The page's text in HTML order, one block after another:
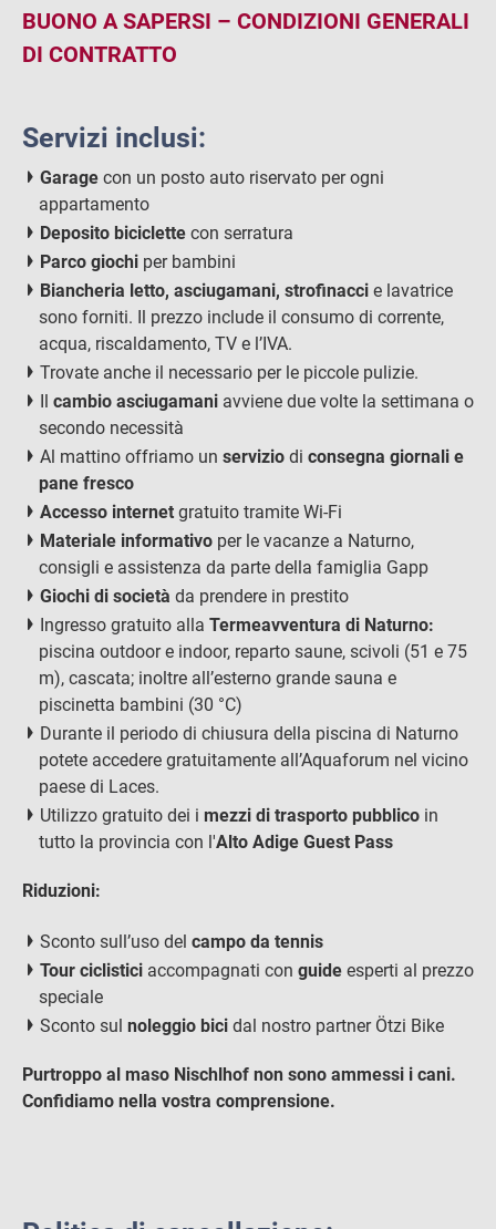
BUONO A SAPERSI – CONDIZIONI GENERALI
DI CONTRATTO
Servizi inclusi:
Garage con un posto auto riservato per ogni
appartamento
Deposito biciclette con serratura
Parco giochi per bambini
Biancheria letto, asciugamani, strofinacci e lavatrice
sono forniti. Il prezzo include il consumo di corrente,
acqua, riscaldamento, TV e l’IVA.
Trovate anche il necessario per le piccole pulizie.
Il cambio asciugamani avviene due volte la settimana o
secondo necessità
Al mattino offriamo un servizio di consegna giornali e
pane fresco
Accesso internet gratuito tramite Wi-Fi
Materiale informativo per le vacanze a Naturno,
consigli e assistenza da parte della famiglia Gapp
Giochi di società da prendere in prestito
Ingresso gratuito alla Termeavventura di Naturno:
piscina outdoor e indoor, reparto saune, scivoli (51 e 75
m), cascata; inoltre all’esterno grande sauna e
piscinetta bambini (30 °C)
Durante il periodo di chiusura della piscina di Naturno
potete accedere gratuitamente all’Aquaforum nel vicino
paese di Laces.
Utilizzo gratuito dei i mezzi di trasporto pubblico in
tutto la provincia con l'Alto Adige Guest Pass
Riduzioni:
Sconto sull’uso del campo da tennis
Tour ciclistici accompagnati con guide esperti al prezzo
speciale
Sconto sul noleggio bici dal nostro partner Ötzi Bike
Purtroppo al maso Nischlhof non sono ammessi i cani.
Confidiamo nella vostra comprensione.